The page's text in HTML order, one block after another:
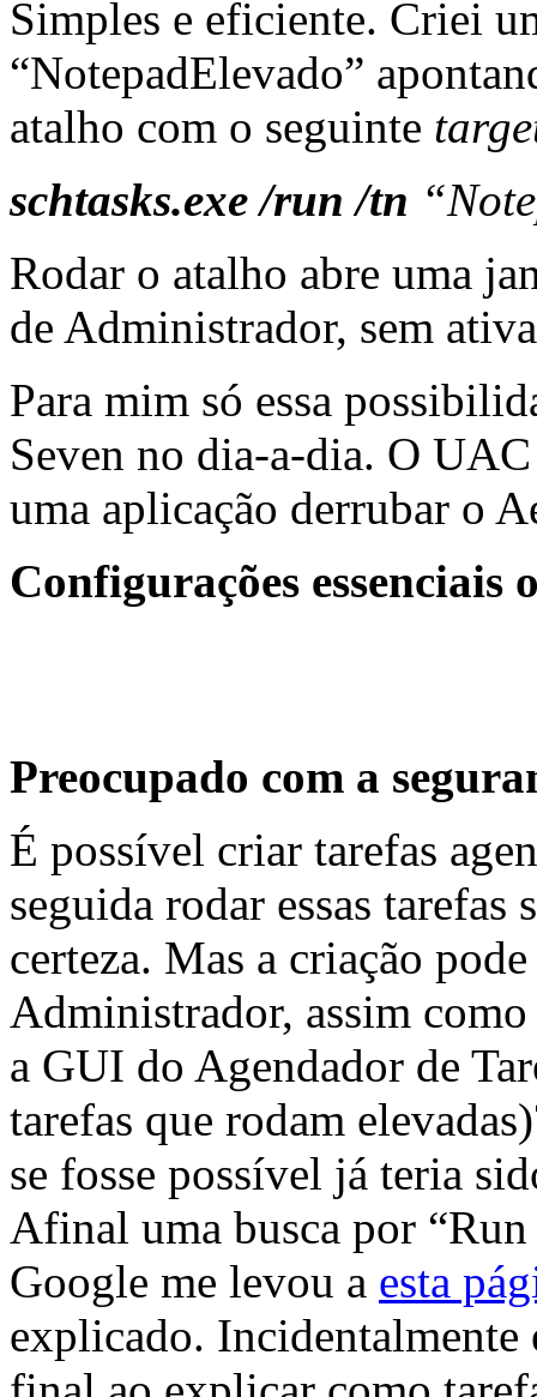
Simples e eficiente. Criei
“NotepadElevado”
atalho com o seguinte
schtasks.exe /run /tn
Rodar o atalho abre uma
de Administrador, sem
Para mim só essa
Seven no dia-a-dia. O
uma aplicação derrubar o
Configurações essenciais
Preocupado com a
É possível criar tarefas
seguida rodar essas
certeza. Mas a criação
Administrador, assim
a GUI do Agendador de
tarefas que rodam
se fosse possível já teria
Afinal uma busca por
Google me levou a esta
explicado. Incidentalmente